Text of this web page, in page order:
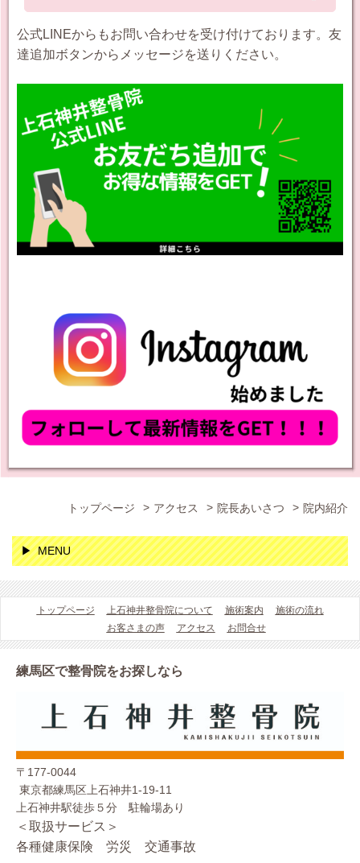
公式LINEからもお問い合わせを受け付けております。友
達追加ボタンからメッセージを送りください。
トップページ アクセス 院長あいさつ 院内紹介
MENU
トップページ 上石神井整骨院について 施術案内
施術の流れ
お客さまの声
アクセス お問合せ
練馬区で整骨院をお探しなら
〒177-0044
東京都練馬区上石神井1-19-11
上石神井駅徒歩５分 駐輪場あり
＜取扱サービス＞
各種健康保険 労災 交通事故